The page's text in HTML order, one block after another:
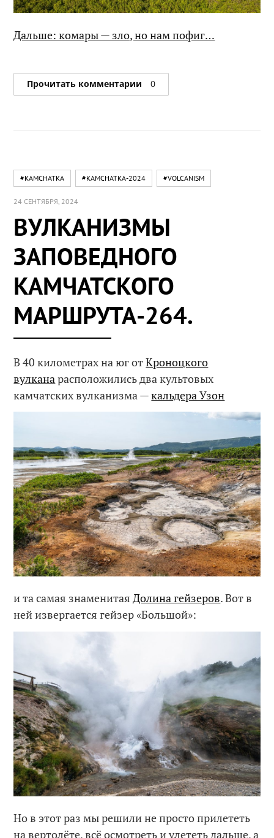
Дальше: комары — зло, но нам пофиг…
Прочитать комментарии 0
#KAMCHATKA #KAMCHATKA-2024 #VOLCANISM
24 СЕНТЯБРЯ, 2024
ВУЛКАНИЗМЫ
ЗАПОВЕДНОГО
КАМЧАТСКОГО
МАРШРУТА-264.
В 40 километрах на юг отКроноцкого
вулкана расположились два культовых
камчатских вулканизма —кальдера Узон
и та самая знаменитаяДолина гейзеров. Вот в
ней извергается гейзер «Большой»:
Но в этот раз мы решили не просто прилететь
на вертолёте, всё осмотреть и улететь дальше, а